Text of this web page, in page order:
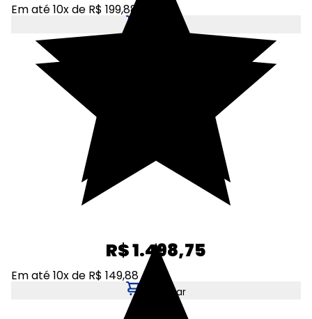
Em até 10x de R$ 199,88
Adicionar
R$ 1.498,75
Em até 10x de R$ 149,88
Adicionar